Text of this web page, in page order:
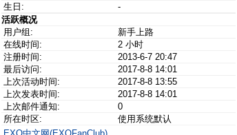
生日:
-
活跃概况
用户组:
新手上路
在线时间:
2 小时
注册时间:
2013-6-7 20:47
最后访问:
2017-8-8 14:01
上次活动时间:
2017-8-8 13:55
上次发表时间:
2017-8-8 14:01
上次邮件通知:
0
所在时区:
使用系统默认